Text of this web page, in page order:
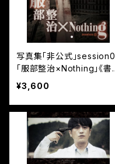
写真集「非公式」session0
「服部整治×Nothing」《書
籍版》
¥3,600